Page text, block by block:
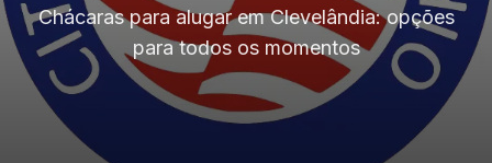
Chácaras para alugar em Clevelândia: opções
para todos os momentos